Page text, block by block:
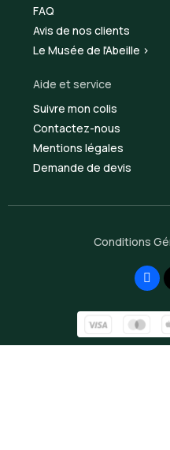
FAQ
Avis de nos clients
Le Musée de l'Abeille >
Aide et service
Suivre mon colis
Contactez-nous
Mentions légales
Demande de devis
Conditions